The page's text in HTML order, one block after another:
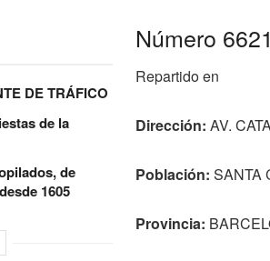
DE TRÁFICO
de la
de
1605
Número
Repartido en
Dirección: AV.
Población: SANTA
Provincia: